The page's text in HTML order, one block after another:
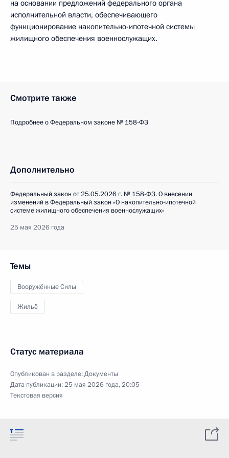
на основании предложений федерального органа
исполнительной власти, обеспечивающего
функционирование накопительно-ипотечной системы
жилищного обеспечения военнослужащих.
Смотрите также
Подробнее о Федеральном законе № 158-ФЗ
Дополнительно
Федеральный закон от 25.05.2026 г. № 158-ФЗ. О внесении
изменений в Федеральный закон «О накопительно-ипотечной
системе жилищного обеспечения военнослужащих»
25 мая 2026 года
Темы
Вооружённые Силы
Жильё
Статус материала
Опубликован в разделе:Документы
Дата публикации:25 мая 2026 года, 20:05
Текстовая версия